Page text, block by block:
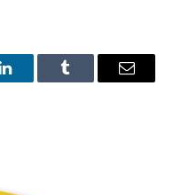
LinkedInTumblr
E-